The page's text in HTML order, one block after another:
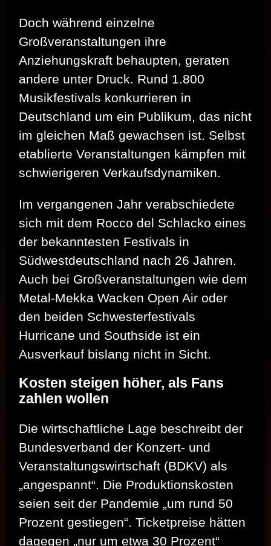
Doch während einzelne
Großveranstaltungen ihre
Anziehungskraft behaupten, geraten
andere unter Druck. Rund 1.800
Musikfestivals konkurrieren in
Deutschland um ein Publikum, das nicht
im gleichen Maß gewachsen ist. Selbst
etablierte Veranstaltungen kämpfen mit
schwierigeren Verkaufsdynamiken.
Im vergangenen Jahr verabschiedete
sich mit dem Rocco del Schlacko eines
der bekanntesten Festivals in
Südwestdeutschland nach 26 Jahren.
Auch bei Großveranstaltungen wie dem
Metal-Mekka Wacken Open Air oder
den beiden Schwesterfestivals
Hurricane und Southside ist ein
Ausverkauf bislang nicht in Sicht.
Kosten steigen höher, als Fans
zahlen wollen
Die wirtschaftliche Lage beschreibt der
Bundesverband der Konzert- und
Veranstaltungswirtschaft (BDKV) als
„angespannt“. Die Produktionskosten
seien seit der Pandemie „um rund 50
Prozent gestiegen“. Ticketpreise hätten
dagegen „nur um etwa 30 Prozent“